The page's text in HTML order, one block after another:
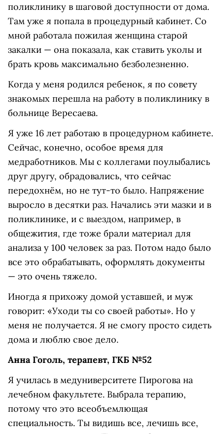
поликлинику в шаговой доступности от дома.
Там уже я попала в процедурный кабинет. Со
мной работала пожилая женщина старой
закалки — она показала, как ставить уколы и
брать кровь максимально безболезненно.
Когда у меня родился ребенок, я по совету
знакомых перешла на работу в поликлинику в
больнице Вересаева.
Я уже 16 лет работаю в процедурном кабинете.
Сейчас, конечно, особое время для
медработников. Мы с коллегами поулыбались
друг другу, обрадовались, что сейчас
передохнём, но не тут-то было. Напряжение
выросло в десятки раз. Начались эти мазки и в
поликлинике, и с выездом, например, в
общежития, где тоже брали материал для
анализа у 100 человек за раз. Потом надо было
все это обрабатывать, оформлять документы
— это очень тяжело.
Иногда я прихожу домой уставшей, и муж
говорит: «‎Уходи ты со своей работы». Но у
меня не получается. Я не смогу просто сидеть
дома и люблю свое дело.
Анна Гоголь, терапевт, ГКБ №52
Я училась в медуниверситете Пирогова на
лечебном факультете. Выбрала терапию,
потому что это всеобъемлющая
специальность. Ты видишь все, лечишь все,